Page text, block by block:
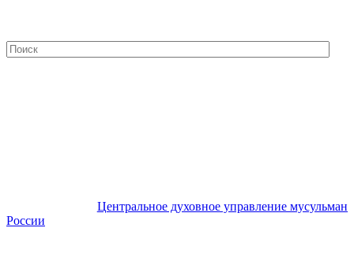
Центральное духовное управление мусульман
России